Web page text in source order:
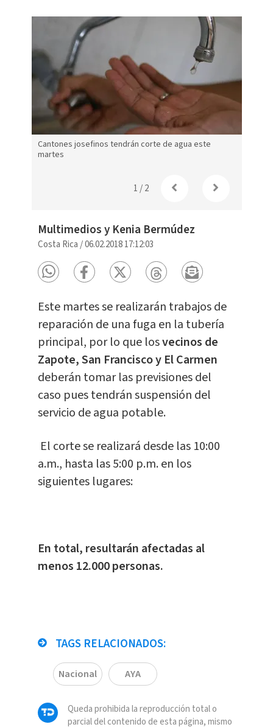
Cantones josefinos tendrán corte de agua este
martes
1 /2
Multimedios y Kenia Bermúdez
Costa Rica /06.02.2018 17:12:03
Este martes se realizarán trabajos de
reparación de una fuga en la tubería
principal, por lo que losvecinos de
Zapote, San Francisco y El Carmen
deberán tomar las previsiones del
caso pues tendrán suspensión del
servicio de agua potable.
El corte se realizará desde las 10:00
a.m., hasta las 5:00 p.m. en los
siguientes lugares:
En total, resultarán afectadas al
menos 12.000 personas.
TAGS RELACIONADOS:
Nacional AYA
Queda prohibida la reproducción total o
parcial del contenido de esta página, mismo